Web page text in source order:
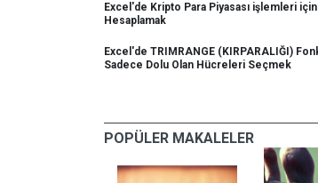
Excel'de Kripto Para Piyasası işlemleri
Hesaplamak
Excel'de TRIMRANGE (KIRPARALIĞI)
Sadece Dolu Olan Hücreleri Seçmek
POPÜLER MAKALELER